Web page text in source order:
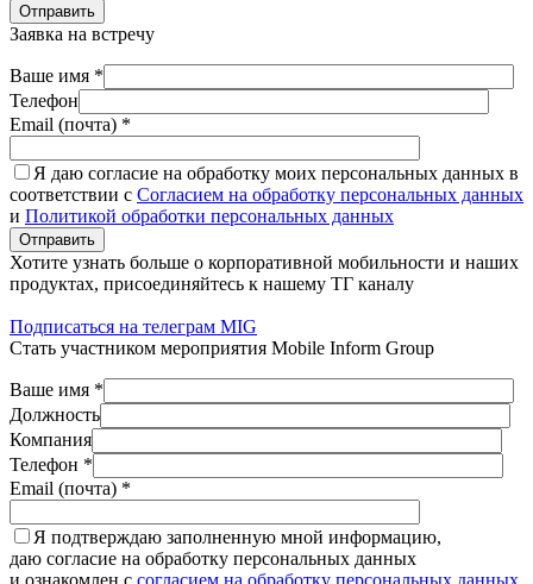
Отправить
Заявка на встречу
Ваше имя *
Телефон
Email (почта) *
Я даю согласие на обработку моих персональных данных в
соответствии с Согласием на обработку персональных данных
и Политикой обработки персональных данных
Отправить
Хотите узнать больше о корпоративной мобильности и наших
продуктах, присоединяйтесь к нашему ТГ каналу
Подписаться на телеграм MIG
Стать участником мероприятия Mobile Inform Group
Ваше имя *
Должность
Компания
Телефон *
Email (почта) *
Я подтверждаю заполненную мной информацию,
даю согласие на обработку персональных данных
и ознакомлен с согласием на обработку персональных данных